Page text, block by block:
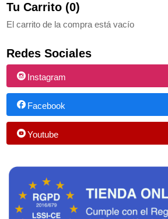
Tu Carrito (0)
El carrito de la compra está vacío
Redes Sociales
Instagram
Facebook
Youtube